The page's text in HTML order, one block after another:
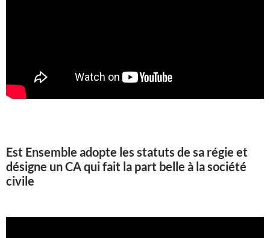
Est Ensemble adopte les statuts de sa régie et
désigne un CA qui fait la part belle à la société
civile